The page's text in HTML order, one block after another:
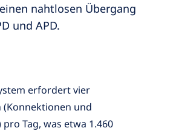
nahtlosen Übergang
und APD.
erfordert vier
und
Tag, was etwa 1.460